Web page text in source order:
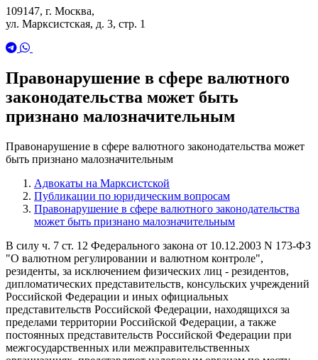
109147, г. Москва,
ул. Марксистская, д. 3, стр. 1
Правонарушение в сфере валютного
законодательства может быть
признано малозначительным
Правонарушение в сфере валютного законодательства может
быть признано малозначительным
Адвокаты на Марксистской
Публикации по юридическим вопросам
Правонарушение в сфере валютного законодательства
может быть признано малозначительным
В силу ч. 7 ст. 12 Федерального закона от 10.12.2003 N 173-ФЗ
"О валютном регулировании и валютном контроле",
резиденты, за исключением физических лиц - резидентов,
дипломатических представительств, консульских учреждений
Российской Федерации и иных официальных
представительств Российской Федерации, находящихся за
пределами территории Российской Федерации, а также
постоянных представительств Российской Федерации при
межгосударственных или межправительственных